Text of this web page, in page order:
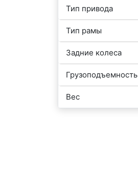
Тип привода
Тип рамы
Задние колеса
Грузоподъемность
Вес